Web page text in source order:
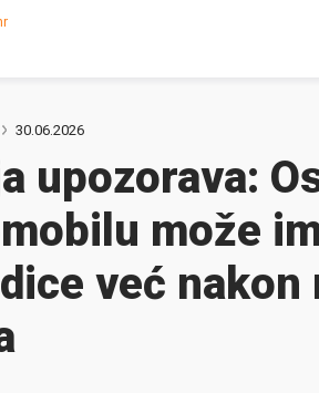
30.06.2026
upozorava:
može
već nakon